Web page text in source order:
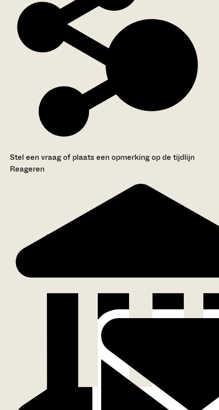
Stel een vraag of plaats een opmerking op de tijdlijn
Reageren